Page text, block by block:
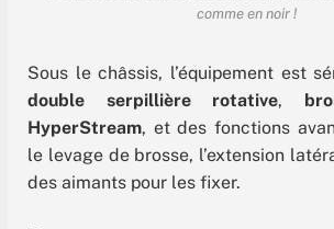
comme en noir !
Sous le châssis, l’équipement est
double serpillière rotative,
HyperStream, et des fonctions
le levage de brosse, l’extension
des aimants pour les fixer.